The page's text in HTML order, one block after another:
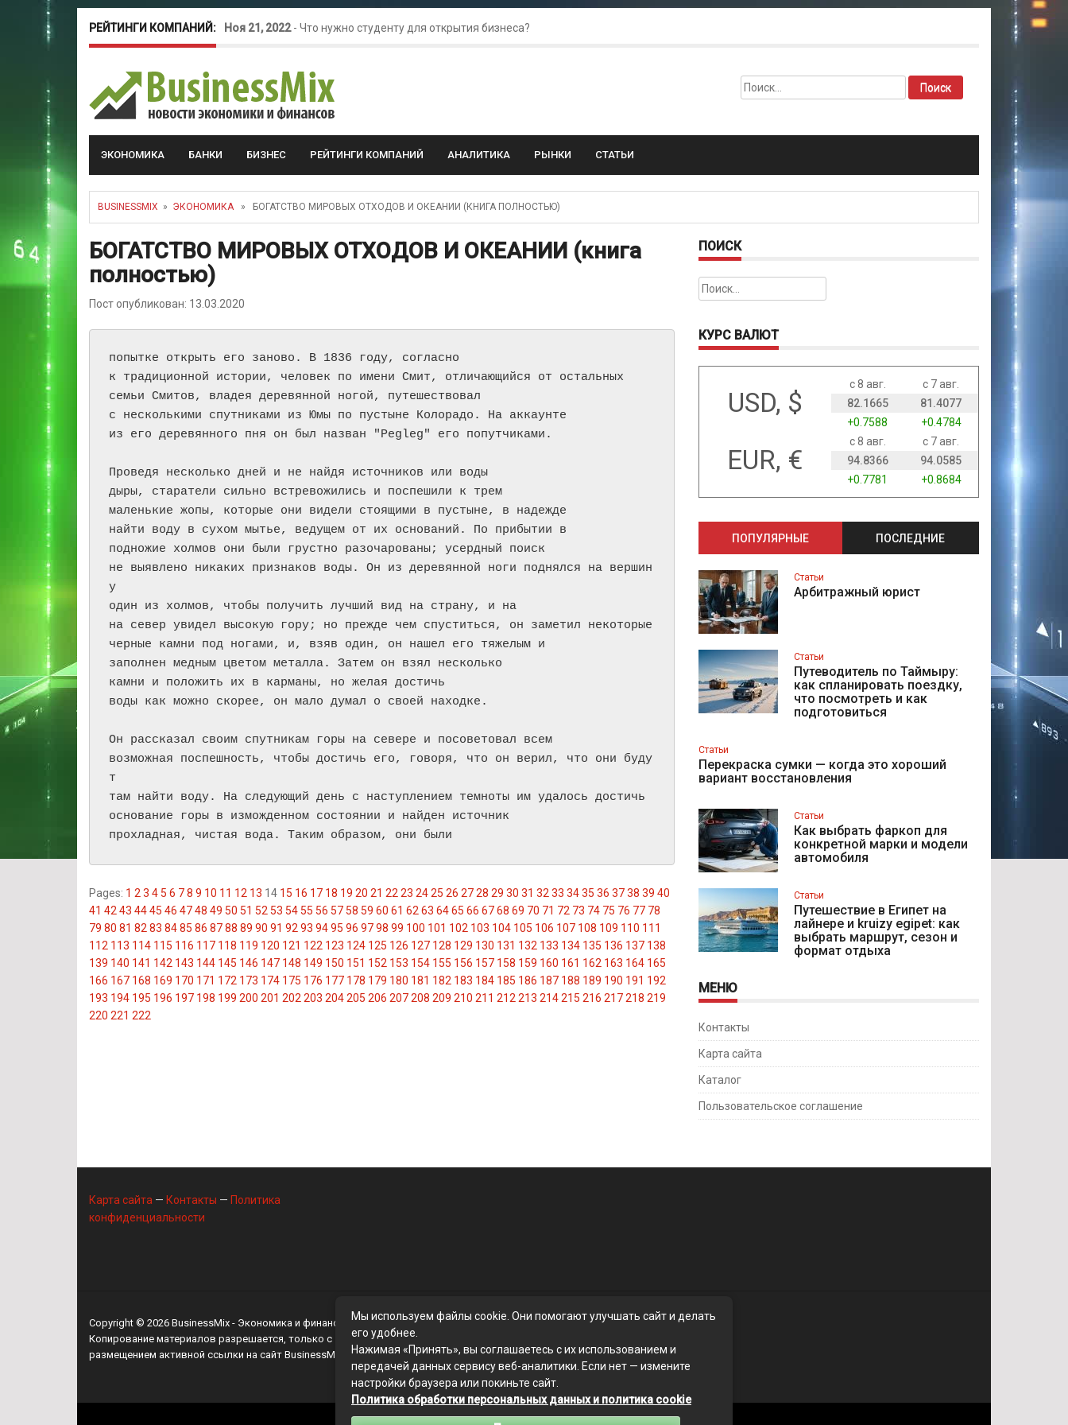
РЕЙТИНГИ КОМПАНИЙ: Ноя 21, 2022- Что нужно студенту для открытия бизнеса?
Май 16, 2022-Курсовые колебания: как защитить свой бизнес?
Найти:
ЭКОНОМИКА БАНКИ БИЗНЕС РЕЙТИНГИ КОМПАНИЙ АНАЛИТИКА РЫНКИ СТАТЬИ
BUSINESSMIX » ЭКОНОМИКА» БОГАТСТВО МИРОВЫХ ОТХОДОВ И ОКЕАНИИ (КНИГА ПОЛНОСТЬЮ)
БОГАТСТВО МИРОВЫХ ОТХОДОВ И ОКЕАНИИ (книга
полностью)
Пост опубликован: 13.03.2020
попытке открыть его заново. В 1836 году, согласно
к традиционной истории, человек по имени Смит, отличающийся от остальных
семьи Смитов, владея деревянной ногой, путешествовал
с несколькими спутниками из Юмы по пустыне Колорадо. На аккаунте
из его деревянного пня он был назван "Pegleg" его попутчиками.
Проведя несколько дней и не найдя источников или воды
дыры, старатели сильно встревожились и поспешили к трем
маленькие жопы, которые они видели стоящими в пустыне, в надежде
найти воду в сухом мытье, ведущем от их оснований. По прибытии в
подножие холмов они были грустно разочарованы; усердный поиск
не выявлено никаких признаков воды. Он из деревянной ноги поднялся на вершин
у
один из холмов, чтобы получить лучший вид на страну, и на
на север увидел высокую гору; но прежде чем спуститься, он заметил некоторые
черные камни под ногами, и, взяв один, он нашел его тяжелым и
заполнен медным цветом металла. Затем он взял несколько
камни и положить их в карманы, но желая достичь
воды как можно скорее, он мало думал о своей находке.
Он рассказал своим спутникам горы на севере и посоветовал всем
возможная поспешность, чтобы достичь его, говоря, что он верил, что они буду
т
там найти воду. На следующий день с наступлением темноты им удалось достичь
основание горы в изможденном состоянии и найден источник
прохладная, чистая вода. Таким образом, они были
Pages: 1 2 3 4 5 6 78 9 10 11 12 13 14 15 16 17 18 19 20 21 22 23 2425 26 2728 29 30 31 32 33 3435 36 3738 39 40
41 42 43 4445 46 4748 49 50 51 52 53 54 55 56 57 58 59 60 61 62 63 6465 66 6768 69 70 71 72 73 74 75 76 77 78
79 80 81 82 83 8485 86 8788 89 90 91 92 93 9495 96 9798 99 100 101 102 103 104 105 106 107 108 109 110 111
112 113 114 115 116 117 118 119 120 121 122 123 124 125 126 127 128 129 130 131 132 133 134 135 136 137 138
139 140 141 142 143 144 145 146 147 148 149 150 151 152 153 154 155 156 157 158 159 160 161 162 163 164 165
166 167 168 169 170 171 172 173 174 175 176 177 178 179 180 181 182 183 184 185 186 187 188 189 190 191 192
193 194 195 196 197 198 199 200 201 202 203 204205 206 207208 209 210 211 212 213 214215 216 217218 219
220 221 222
ПОИСК
Найти:
КУРС ВАЛЮТ
USD, $
с 8 авг.
с 7 авг.
82.1665
81.4077
+0.7588
+0.4784
EUR, €
с 8 авг.
с 7 авг.
94.8366
94.0585
+0.7781
+0.8684
ПОПУЛЯРНЫЕ ПОСЛЕДНИЕ
Статьи
Арбитражный юрист
Статьи
Путеводитель по Таймыру:
как спланировать поездку,
что посмотреть и как
подготовиться
Статьи
Перекраска сумки — когда это хороший
вариант восстановления
Статьи
Как выбрать фаркоп для
конкретной марки и модели
автомобиля
Статьи
Путешествие в Египет на
лайнере и kruizy egipet: как
выбрать маршрут, сезон и
формат отдыха
МЕНЮ
Контакты
Карта сайта
Каталог
Пользовательское соглашение
Карта сайта — Контакты — Политика
конфиденциальности
Copyright © 2026 BusinessMix - Экономика и финансы
Копирование материалов разрешается, только с
размещением активной ссылки на сайт BusinessMix
Связаться с редакцией сайта: businessmix.ru@mailwebsite.ru
Мы используем файлы cookie. Они помогают улучшать сайт и делать
его удобнее.
Нажимая «Принять», вы соглашаетесь с их использованием и
передачей данных сервису веб-аналитики. Если нет — измените
настройки браузера или покиньте сайт.
Политика обработки персональных данных и политика cookie